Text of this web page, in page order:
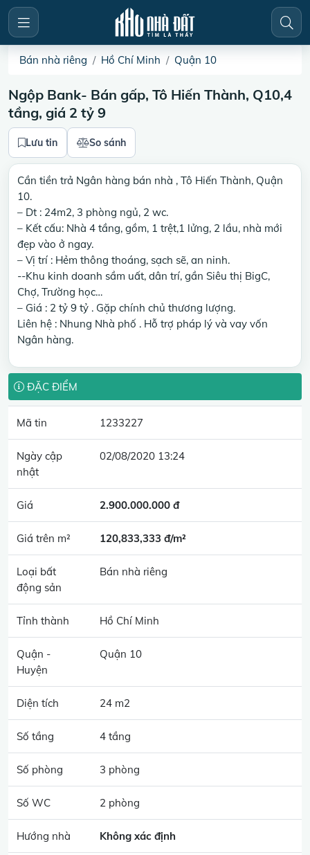
Bán nhà riêng Hồ Chí Minh Quận 10
Ngộp Bank- Bán gấp, Tô Hiến Thành, Q10,4
tầng, giá 2 tỷ 9
Lưu tin So sánh
Cần tiền trả Ngân hàng bán nhà , Tô Hiến Thành, Quận
10.
– Dt : 24m2, 3 phòng ngủ, 2 wc.
– Kết cấu: Nhà 4 tầng, gồm, 1 trệt,1 lửng, 2 lầu, nhà mới
đẹp vào ở ngay.
– Vị trí : Hẻm thông thoáng, sạch sẽ, an ninh.
--Khu kinh doanh sầm uất, dân trí, gần Siêu thị BigC,
Chợ, Trường học…
– Giá : 2 tỷ 9 tỷ . Gặp chính chủ thương lượng.
Liên hệ : Nhung Nhà phố . Hỗ trợ pháp lý và vay vốn
Ngân hàng.
ĐẶC ĐIỂM
Mã tin 1233227
Ngày cập
nhật
02/08/2020 13:24
Giá 2.900.000.000 đ
Giá trên m² 120,833,333 đ/m²
Loại bất
động sản
Bán nhà riêng
Tỉnh thành Hồ Chí Minh
Quận -
Huyện
Quận 10
Diện tích 24 m2
Số tầng 4 tầng
Số phòng 3 phòng
Số WC 2 phòng
Hướng nhà Không xác định